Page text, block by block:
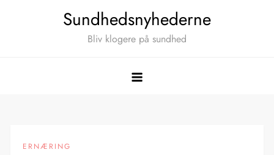
Sundhedsnyhederne
Bliv klogere på sundhed
ERNÆRING